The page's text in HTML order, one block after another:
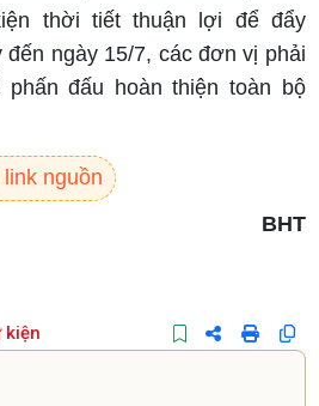
thời tiết thuận lợi để đẩy
ngày 15/7, các đơn vị phải
đấu hoàn thiện toàn bộ
link nguồn
BHT
kiện